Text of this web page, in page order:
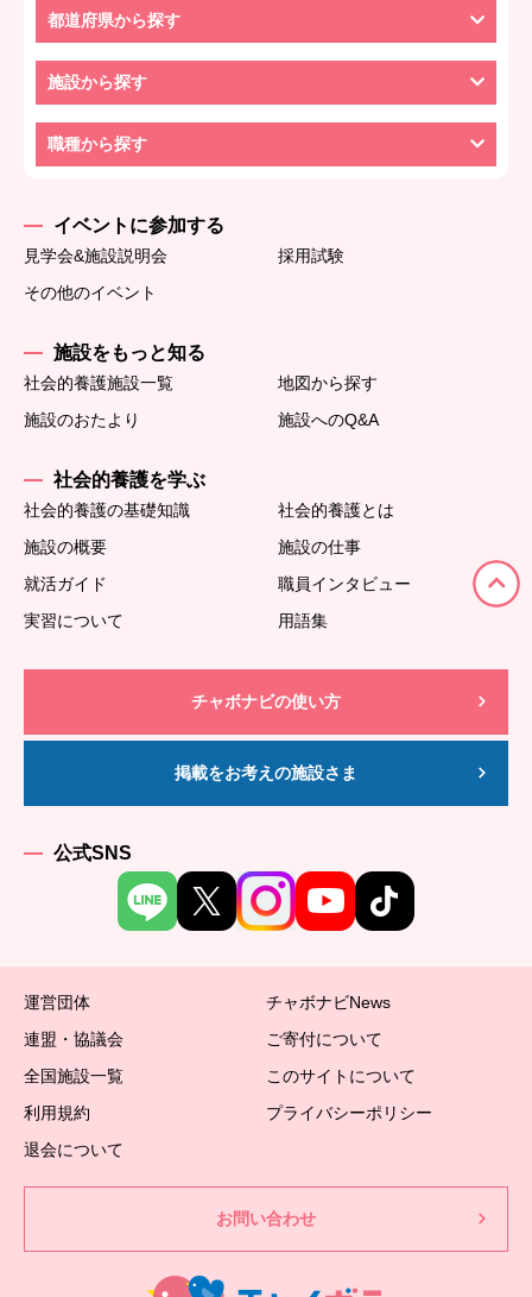
都道府県から探す
施設から探す
職種から探す
イベントに参加する
見学会&施設説明会
採用試験
その他のイベント
施設をもっと知る
社会的養護施設一覧
地図から探す
施設のおたより
施設へのQ&A
社会的養護を学ぶ
社会的養護の基礎知識
社会的養護とは
施設の概要
施設の仕事
就活ガイド
職員インタビュー
実習について
用語集
チャボナビの使い方
掲載をお考えの施設さま
公式SNS
運営団体
チャボナビNews
連盟・協議会
ご寄付について
全国施設一覧
このサイトについて
利用規約
プライバシーポリシー
退会について
お問い合わせ